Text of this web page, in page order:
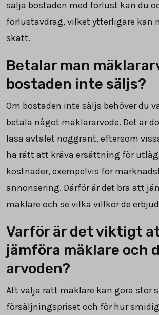
sälja bostaden med förlust kan du
förlustavdrag, vilket ytterligare kan
skatt.
Betalar man
bostaden inte säljs?
Om bostaden inte säljs behöver du
betala något mäklararvode. Det är
läsa avtalet noggrant, eftersom
ha rätt att kräva ersättning för
kostnader, exempelvis för
annonsering. Därför är det bra att
mäklare och se vilka villkor de
Varför är det viktigt
jämföra mäklare och
arvoden?
Att välja rätt mäklare kan göra stor
försäljningspriset och för hur